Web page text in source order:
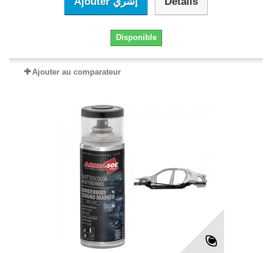
Disponible
Ajouter au comparateur